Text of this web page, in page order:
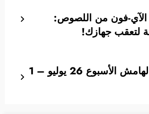
فون من اللصوص:
لتعقب جهازك!
أخبار على الهامش الأسبوع 26 يوليو – 1